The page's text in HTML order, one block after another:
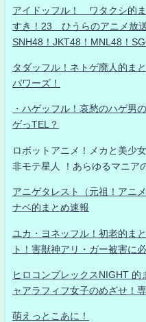
アイドッフル！ ワタクシ的
すき！23 ひうらのアニメ放
SNH48！JKT48！MNL48！
タダッフル！ネトゲ廃人的ま
パワーズ！
・ハゲッフル！哀愁のハゲ男
ゲっTEL？
ロボットアニメ！メカと美少
非モテ星人 ！あらゆるマニア
アニゲタレスト（元祖！アニ
ナベ的まとめ速報
ユカ・ヨネッフル！初老的ま
ト！害獣神アリ・ガー被害に
ヒロコンプレックスNIGHT
ャアラフィフ女子のめざせ！
萌えっとこあに！